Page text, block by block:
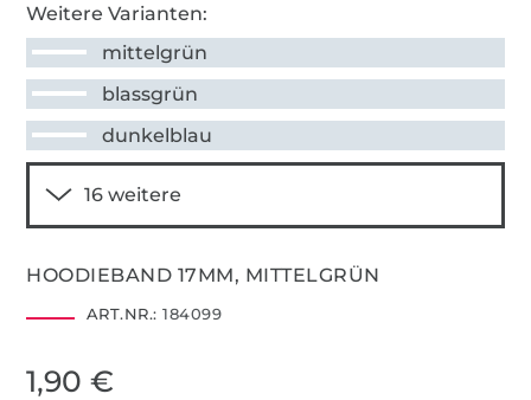
Weitere Varianten:
mittelgrün
blassgrün
dunkelblau
HOODIEBAND 17MM, MITTELGRÜN
ART.NR.: 184099
1,90 €